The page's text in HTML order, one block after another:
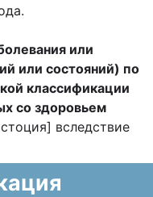
или
или состояний) по
классификации
со здоровьем
вследствие